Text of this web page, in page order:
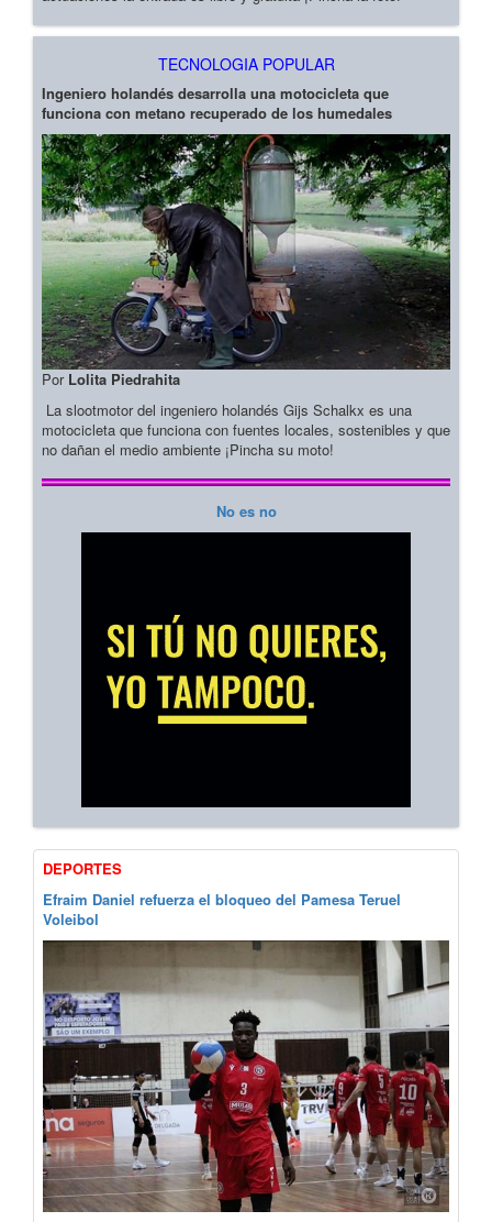
TECNOLOGIA POPULAR
Ingeniero holandés desarrolla una motocicleta que
funciona con metano recuperado de los humedales
Por Lolita Piedrahita
La slootmotor del ingeniero holandés Gijs Schalkx es una
motocicleta que funciona con fuentes locales, sostenibles y que
no dañan el medio ambiente ¡Pincha su moto!
No es no
DEPORTES
Efraim Daniel refuerza el bloqueo del Pamesa Teruel
Voleibol